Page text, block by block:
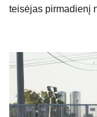
teisėjas pirmadienį